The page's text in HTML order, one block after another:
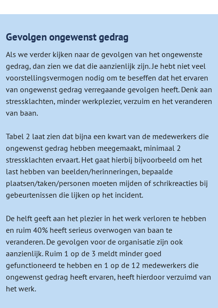
Gevolgen ongewenst gedrag
Als we verder kijken naar de gevolgen van het ongewenste
gedrag, dan zien we dat die aanzienlijk zijn. Je hebt niet veel
voorstellingsvermogen nodig om te beseffen dat het ervaren
van ongewenst gedrag verregaande gevolgen heeft. Denk aan
stressklachten, minder werkplezier, verzuim en het veranderen
van baan.
Tabel 2 laat zien dat bijna een kwart van de medewerkers die
ongewenst gedrag hebben meegemaakt, minimaal 2
stressklachten ervaart. Het gaat hierbij bijvoorbeeld om het
last hebben van beelden/herinneringen, bepaalde
plaatsen/taken/personen moeten mijden of schrikreacties bij
gebeurtenissen die lijken op het incident.
De helft geeft aan het plezier in het werk verloren te hebben
en ruim 40% heeft serieus overwogen van baan te
veranderen. De gevolgen voor de organisatie zijn ook
aanzienlijk. Ruim 1 op de 3 meldt minder goed
gefunctioneerd te hebben en 1 op de 12 medewerkers die
ongewenst gedrag heeft ervaren, heeft hierdoor verzuimd van
het werk.